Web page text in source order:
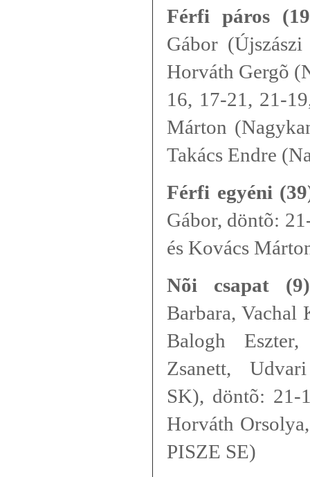
Férfi páros
Gábor
Horváth Gergõ
16, 17-21, 21-
Márton
Takács Endre
Férfi egyéni
Gábor, döntõ:
és Kovács
Nõi csapat
Barbara, Vachal
Balogh
Zsanett,
SK), döntõ: 21-
Horváth
PISZE SE)